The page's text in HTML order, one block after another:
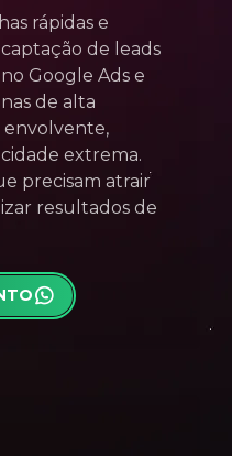
rápidas e
de leads
Google Ads e
de alta
envolvente,
extrema.
precisam atrair
resultados de